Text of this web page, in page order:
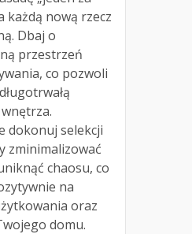
każdą nową rzecz
Dbaj o
przestrzeń
co pozwoli
dokonuj selekcji
zminimalizować
chaosu, co
na
oraz
domu.